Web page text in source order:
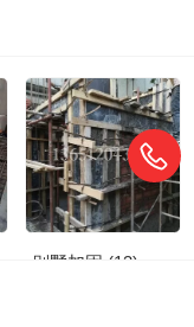
别墅加固 (13)